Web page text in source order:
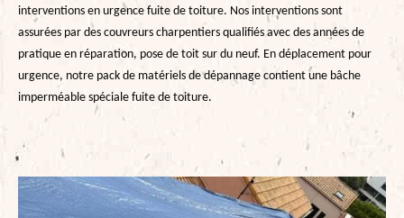
interventions en urgence fuite de toiture. Nos interventions sont
assurées par des couvreurs charpentiers qualifiés avec des années de
pratique en réparation, pose de toit sur du neuf. En déplacement pour
urgence, notre pack de matériels de dépannage contient une bâche
imperméable spéciale fuite de toiture.